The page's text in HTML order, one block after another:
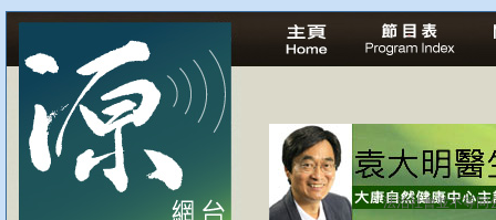
法治社會並不等同